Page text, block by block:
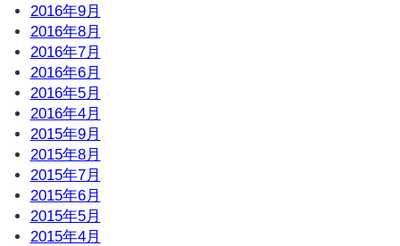
2016年9月
2016年8月
2016年7月
2016年6月
2016年5月
2016年4月
2015年9月
2015年8月
2015年7月
2015年6月
2015年5月
2015年4月